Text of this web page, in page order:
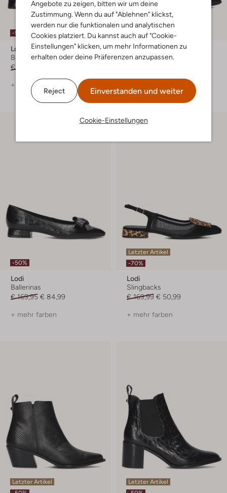
Angebote zu zeigen, bitten wir um deine
Zustimmung. Wenn du auf "Ablehnen" klickst,
werden nur die funktionalen und analytischen
Cookies platziert. Du kannst auch auf "Cookie-
Einstellungen" klicken, um mehr Informationen zu
erhalten oder deine Präferenzen anzupassen.
Reject Einverstanden und weiter
Cookie-Einstellungen
-50%
Lodi
Ballerinas
€ 169,95
+ mehr farben
Letzter Artikel
-50%
Lodi
Slingbacks
-50%
Lodi
Ballerinas
€ 169,95 € 84,99
+ mehr farben
Letzter Artikel
-70%
Lodi
Slingbacks
€ 169,99 € 50,99
+ mehr farben
Letzter Artikel
Letzter Artikel